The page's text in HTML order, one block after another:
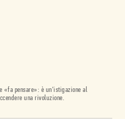
«fa pensare»: è un’istigazione al
una rivoluzione.